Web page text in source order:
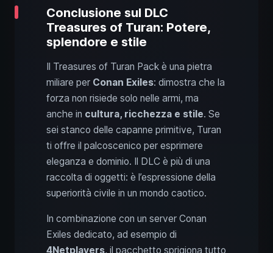
Conclusione sul DLC
Treasures of Turan: Potere,
splendore e stile
Il Treasures of Turan Pack è una pietra
miliare per Conan Exiles: dimostra che la
forza non risiede solo nelle armi, ma
anche in cultura, ricchezza e stile. Se
sei stanco delle capanne primitive, Turan
ti offre il palcoscenico per esprimere
eleganza e dominio. Il DLC è più di una
raccolta di oggetti: è l’espressione della
superiorità civile in un mondo caotico.
In combinazione con un server Conan
Exiles dedicato, ad esempio di
4Netplayers, il pacchetto sprigiona tutto